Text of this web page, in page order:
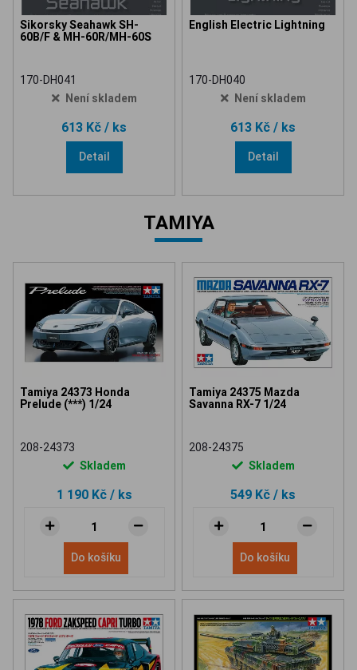
Sikorsky Seahawk SH-
60B/F & MH-60R/MH-60S
170-DH041
Není skladem
613 Kč / ks
Detail
English Electric Lightning
170-DH040
Není skladem
613 Kč / ks
Detail
TAMIYA
Tamiya 24373 Honda
Prelude (***) 1/24
208-24373
Skladem
1 190 Kč / ks
Do košíku
Tamiya 24375 Mazda
Savanna RX-7 1/24
208-24375
Skladem
549 Kč / ks
Do košíku